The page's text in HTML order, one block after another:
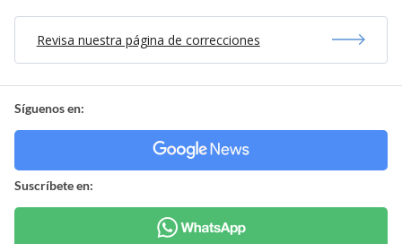
Revisa nuestra página de correcciones
Síguenos en:
Suscríbete en: